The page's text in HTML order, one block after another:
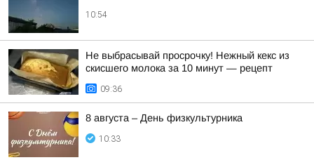
10:54
Не выбрасывай просрочку! Нежный кекс из
скисшего молока за 10 минут — рецепт
09:36
8 августа – День физкультурника
10:33